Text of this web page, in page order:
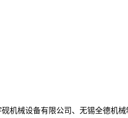
机械设备有限公司、无锡全德机械